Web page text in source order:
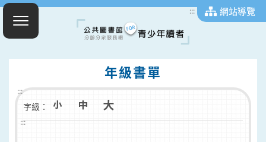
::: 網站導覽
年級書單
:::
字級：
:::